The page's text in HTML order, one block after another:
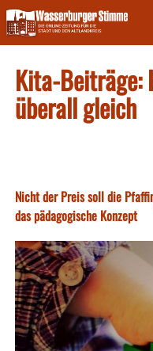
Skip
to
content
Kita-Beiträge:
überall gleich
Nicht der Preis soll die
das pädagogische Konzept